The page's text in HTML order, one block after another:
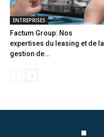
ENTREPRISES
Factum Group: Nos
expertises du leasing et de la
gestion de...